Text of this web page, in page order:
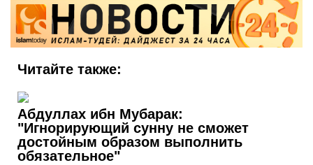
Читайте также:
Абдуллах ибн Мубарак:
"Игнорирующий сунну не сможет
достойным образом выполнить
обязательное"